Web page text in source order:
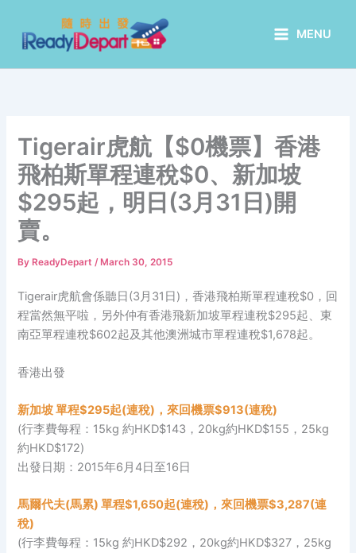
content
MENU
Tigerair虎航【$0機票】香港
飛柏斯單程連稅$0、新加坡
$295起，明日(3月31日)開
賣。
By ReadyDepart/ March 30, 2015
Tigerair虎航會係聽日(3月31日)，香港飛柏斯單程連稅$0，回
程當然無平啦，另外仲有香港飛新加坡單程連稅$295起、東
南亞單程連稅$602起及其他澳洲城市單程連稅$1,678起。
香港出發
新加坡 單程$295起(連稅)，來回機票$913(連稅)
(行李費每程：15kg 約HKD$143，20kg約HKD$155，25kg
約HKD$172)
出發日期：2015年6月4日至16日
馬爾代夫(馬累) 單程$1,650起(連稅)，來回機票$3,287(連
稅)
(行李費每程：15kg 約HKD$292，20kg約HKD$327，25kg